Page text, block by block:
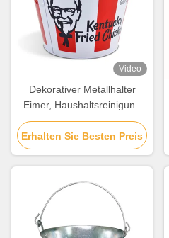
Video
Dekorativer Metallhalter
Eimer, Haushaltsreinigung
Galvanisierter Eimer mit Griff
Erhalten Sie Besten Preis